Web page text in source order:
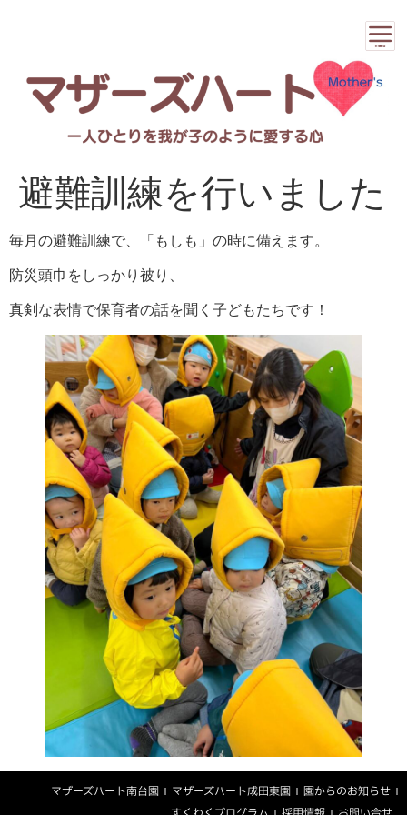
避難訓練を行いました
毎月の避難訓練で、「もしも」の時に備えます。
防災頭巾をしっかり被り、
真剣な表情で保育者の話を聞く子どもたちです！
マザーズハート南台園 マザーズハート成田東園
園からのお知らせ